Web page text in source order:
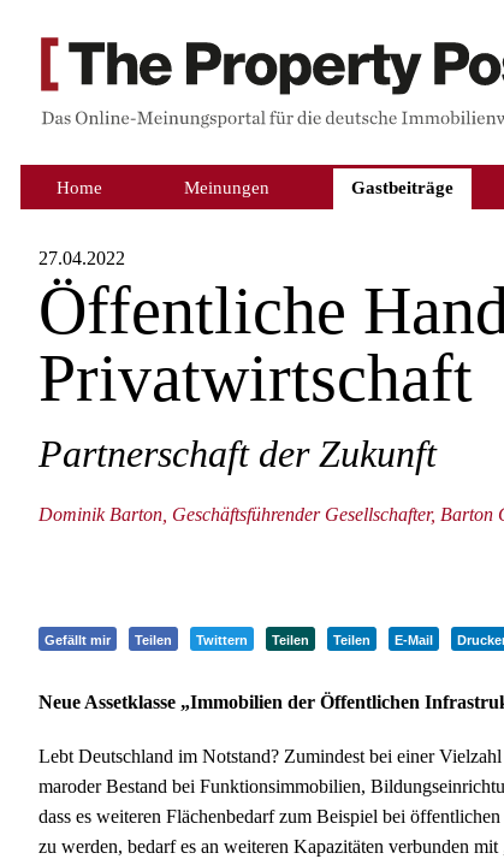
Home Meinungen Gastbeiträge
27.04.2022
Öffentliche
Privatwirtschaft
Partnerschaft der Zukunft
Dominik Barton, Geschäftsführender Gesellschafter, Barton
Gefällt mir Teilen Twittern Teilen Teilen E-Mail
Neue Assetklasse „Immobilien der Öffentlichen
Lebt Deutschland im Notstand? Zumindest bei einer
maroder Bestand bei Funktionsimmobilien,
dass es weiteren Flächenbedarf zum Beispiel bei
zu werden, bedarf es an weiteren Kapazitäten verbunden